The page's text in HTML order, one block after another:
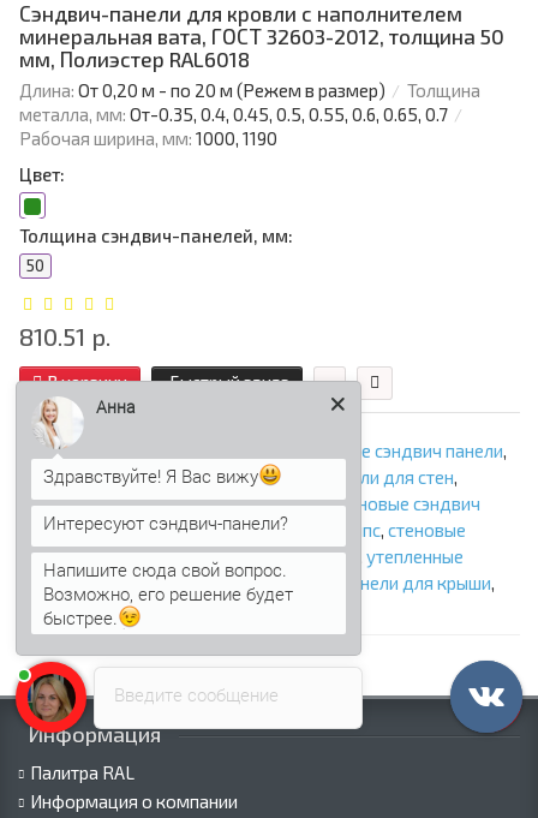
Сэндвич-панели для кровли с наполнителем
минеральная вата, ГОСТ 32603-2012, толщина 50
мм, Полиэстер RAL6018
Длина: От 0,20 м - по 20 м (Режем в размер)
Толщина
металла, мм: От-0.35, 0.4, 0.45, 0.5, 0.55, 0.6, 0.65, 0.7
Рабочая ширина, мм: 1000, 1190
Цвет:
Толщина сэндвич-панелей, мм:
50
810.51 р.
В корзину Быстрый заказ
сэндвич панели кровельные кровельные сэндвич панели,
сэндвич панели для кровли,сэндвич панели для стен,
стеновые сэндвич панели с минватой,стеновые сэндвич
панели с ппу,стеновые сэндвич панели с ппс, стеновые
сэндвич панели с пир,кровельные панели
утепленные
панели,панели с утеплителем,сэндвич панели для крыши,
крыша из сэндвич панелей
Информация
Палитра RAL
Информация о компании
Введите сообщение
Анна
Здравствуйте! Я Вас вижу
Интересуют сэндвич-панели?
Напишите сюда свой вопрос.
Возможно, его решение будет
быстрее.